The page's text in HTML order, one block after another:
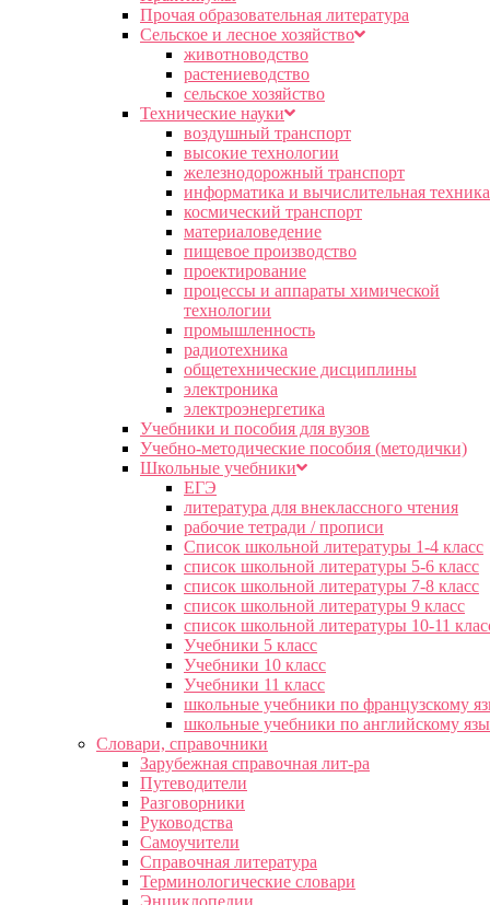
Прочая образовательная литература
Сельское и лесное хозяйство
животноводство
растениеводство
сельское хозяйство
Технические науки
воздушный транспорт
высокие технологии
железнодорожный транспорт
информатика и вычислительная техника
космический транспорт
материаловедение
пищевое производство
проектирование
процессы и аппараты химической
технологии
промышленность
радиотехника
общетехнические дисциплины
электроника
электроэнергетика
Учебники и пособия для вузов
Учебно-методические пособия (методички)
Школьные учебники
ЕГЭ
литература для внеклассного чтения
рабочие тетради / прописи
Список школьной литературы 1-4 класс
список школьной литературы 5-6 класс
список школьной литературы 7-8 класс
список школьной литературы 9 класс
список школьной литературы 10-11
Учебники 5 класс
Учебники 10 класс
Учебники 11 класс
школьные учебники по французскому
школьные учебники по английскому
Словари, справочники
Зарубежная справочная лит-ра
Путеводители
Разговорники
Руководства
Самоучители
Справочная литература
Терминологические словари
Энциклопедии